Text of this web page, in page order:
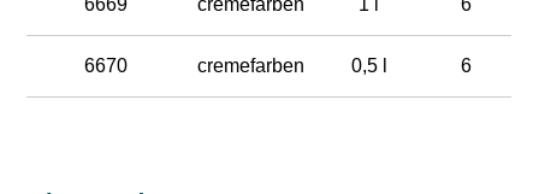
6669 cremefarben 1 l 6
6670 cremefarben 0,5 l 6